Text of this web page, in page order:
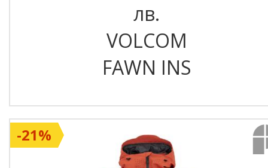
лв.
VOLCOM
FAWN INS
-21%